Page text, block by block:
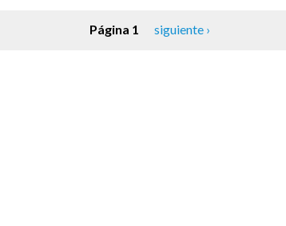
Página 1 Siguiente página
siguiente ›